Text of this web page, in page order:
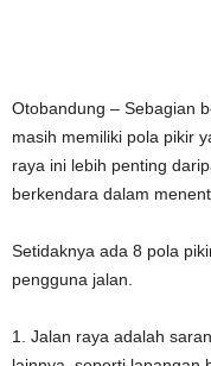
Otobandung – Sebagian
masih memiliki pola pikir
raya ini lebih penting
berkendara dalam
Setidaknya ada 8 pola
pengguna jalan.
1. Jalan raya adalah